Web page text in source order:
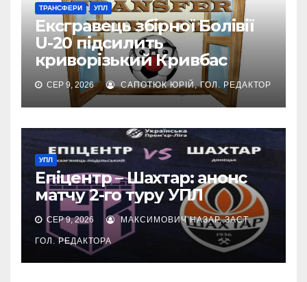
ТРАНСФЕРИ УПЛ
Ексгравець збірної Болівії
U-20 підсилить
криворізький Кривбас
СЕР 9, 2026 САПОТЮК ЮРІЙ, ГОЛ. РЕДАКТОР
УПЛ
Епіцентр – Шахтар: анонс
матчу 2-го туру УПЛ
СЕР 9, 2026 МАКСИМОВИЧ НАЗАР, ЗАСТ.
ГОЛ. РЕДАКТОРА